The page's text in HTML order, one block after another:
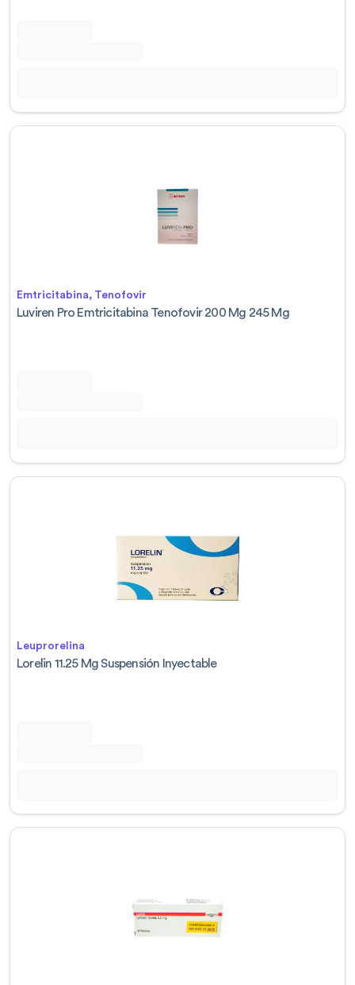
Emtricitabina, Tenofovir
Luviren Pro Emtricitabina Tenofovir 200 Mg 245 Mg
Leuprorelina
Lorelin 11.25 Mg Suspensión Inyectable